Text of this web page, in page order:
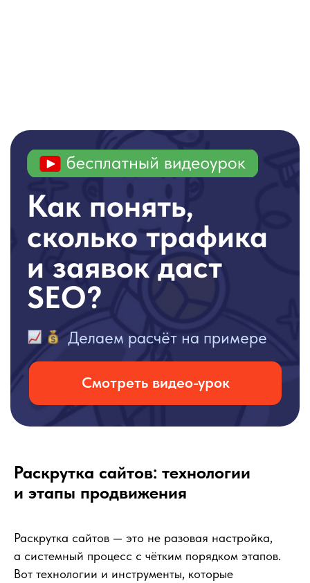
Раскрутка сайтов: технологии
и этапы продвижения
Раскрутка сайтов — это не разовая настройка,
а системный процесс с чётким порядком этапов.
Вот технологии и инструменты, которые